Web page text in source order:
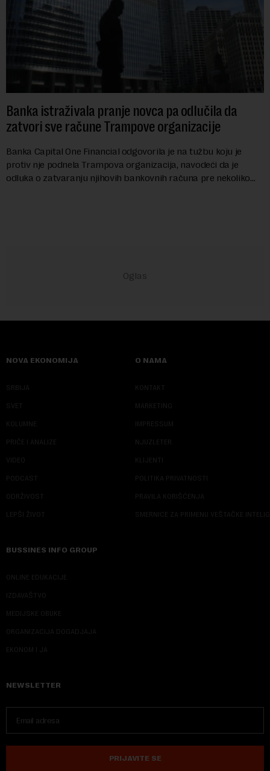
Banka istraživala pranje novca pa odlučila da
zatvori sve račune Trampove organizacije
Banka Capital One Financial odgovorila je na tužbu koju je
protiv nje podnela Trampova organizacija, navodeći da je
odluka o zatvaranju njihovih bankovnih računa pre nekoliko
NOVA EKONOMIJA
SRBIJA
SVET
KOLUMNE
PRIČE I ANALIZE
VIDEO
PODCAST
ODRŽIVOST
LEPŠI ŽIVOT
O NAMA
KONTAKT
MARKETING
IMPRESSUM
NJUZLETER
KLIJENTI
POLITIKA PRIVATNOSTI
PRAVILA KORIŠĆENJA
SMERNICE ZA PRIMENU VEŠTAČKE
BUSSINES INFO GROUP
ONLINE EDUKACIJE
IZDAVAŠTVO
MEDIJSKE OBUKE
ORGANIZACIJA DOGADJAJA
EKONOM I JA
NEWSLETTER
PRIJAVITE SE